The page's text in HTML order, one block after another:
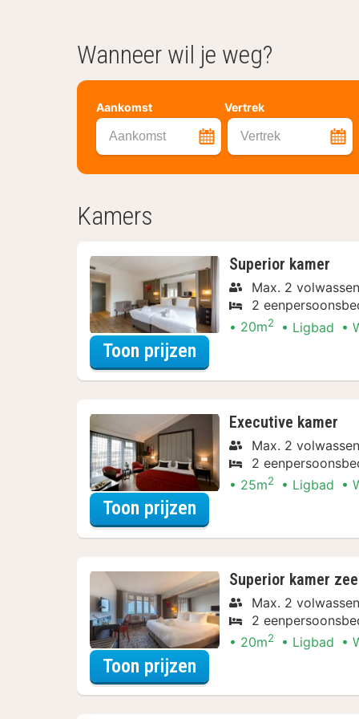
Wanneer wil je weg?
Aankomst Vertrek
Aankomst Vertrek
Kamers
Superior kamer
Max. 2
2
20m2 Ligbad
Toon prijzen
Executive kamer
Max. 2
2
25m2 Ligbad
Toon prijzen
Superior kamer
Max. 2
2
20m2 Ligbad
Toon prijzen